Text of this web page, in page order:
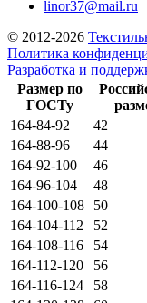
linor37@mail.ru
© 2012-2026
Политика
Разработка и
Размер по
ГОСТу
164-84-92
42
164-88-96
44
164-92-100
46
164-96-104
48
164-100-108
50
164-104-112
52
164-108-116
54
164-112-120
56
164-116-124
58